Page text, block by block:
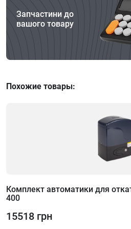
Запчастини до
вашого товару
Похожие товары:
Комплект автоматики для
400
15518 грн